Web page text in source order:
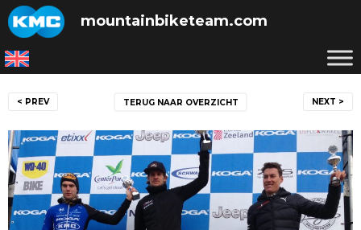
Skip
to
content
mountainbiketeam.com
navigatie
< PREV NEXT >
TERUG NAAR OVERZICHT